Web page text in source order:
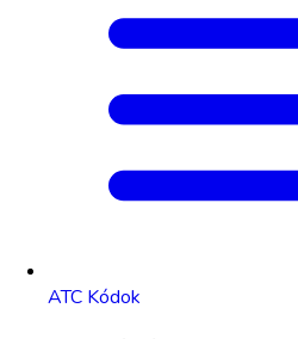
ATC Kódok